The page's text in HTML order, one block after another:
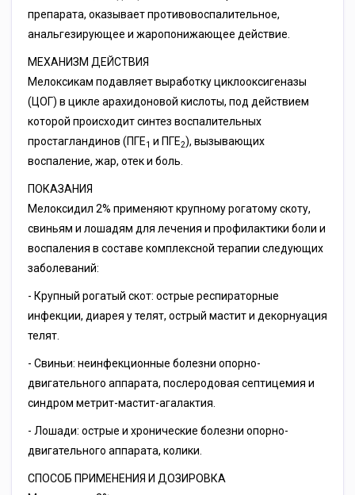
препарата, оказывает противовоспалительное,
анальгезирующее и жаропонижающее действие.
МЕХАНИЗМ ДЕЙСТВИЯ
Мелоксикам подавляет выработку циклооксигеназы
(ЦОГ) в цикле арахидоновой кислоты, под действием
которой происходит синтез воспалительных
простагландинов (ПГЕ1 и ПГЕ2), вызывающих
воспаление, жар, отек и боль.
ПОКАЗАНИЯ
Мелоксидил 2% применяют крупному рогатому скоту,
свиньям и лошадям для лечения и профилактики боли и
воспаления в составе комплексной терапии следующих
заболеваний:
- Крупный рогатый скот: острые респираторные
инфекции, диарея у телят, острый мастит и декорнуация
телят.
- Свиньи: неинфекционные болезни опорно-
двигательного аппарата, послеродовая септицемия и
синдром метрит-мастит-агалактия.
- Лошади: острые и хронические болезни опорно-
двигательного аппарата, колики.
СПОСОБ ПРИМЕНЕНИЯ И ДОЗИРОВКА